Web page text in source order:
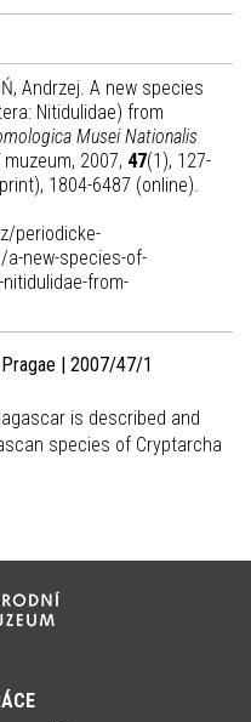
Andrzej. A new species
Nitidulidae) from
Musei Nationalis
2007, 47(1), 127-
1804-6487 (online).
periodicke-
new-species-of-
from-
| 2007/47/1
is described and
species of Cryptarcha